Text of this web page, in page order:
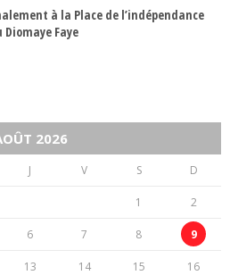
à la Place de l’indépendance
Faye
2026
J V S D
1 2
6 7 8 9
13 14 15 16